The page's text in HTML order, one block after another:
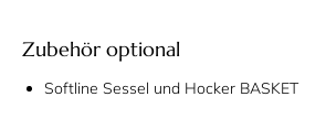
Zubehör optional
Softline Sessel und Hocker BASKET